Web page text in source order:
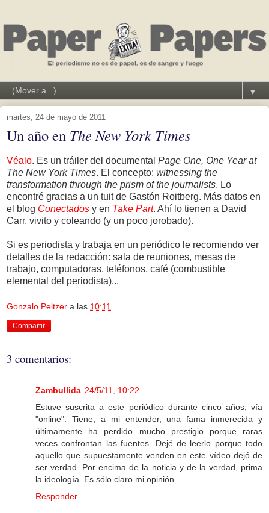
▼
martes, 24 de mayo de 2011
Un año en The New York Times
Véalo. Es un tráiler del documental Page One, One Year at
The New York Times. El concepto: witnessing the
transformation through the prism of the journalists. Lo
encontré gracias a un tuit de Gastón Roitberg. Más datos en
el blog Conectados y en Take Part. Ahí lo tienen a David
Carr, vivito y coleando (y un poco jorobado).
Si es periodista y trabaja en un periódico le recomiendo ver
detalles de la redacción: sala de reuniones, mesas de
trabajo, computadoras, teléfonos, café (combustible
elemental del periodista)...
Gonzalo Peltzer a las 10:11
Compartir
3 comentarios:
Zambullida 24/5/11, 10:22
Estuve suscrita a este periódico durante cinco años, vía
"online". Tiene, a mi entender, una fama inmerecida y
últimamente ha perdido mucho prestigio porque raras
veces confrontan las fuentes. Dejé de leerlo porque todo
aquello que supuestamente venden en este vídeo dejó de
ser verdad. Por encima de la noticia y de la verdad, prima
la ideología. Es sólo claro mi opinión.
Responder